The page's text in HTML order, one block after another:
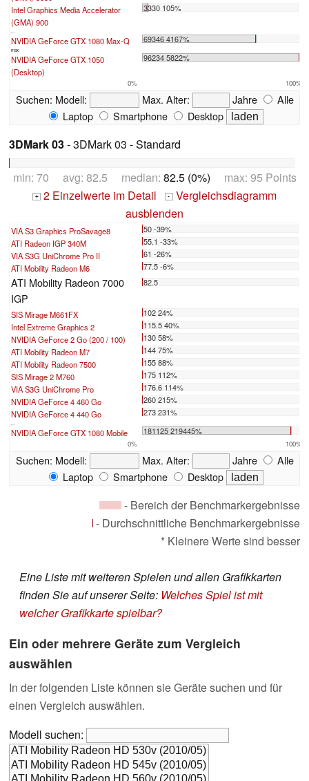
Intel Graphics Media Accelerator
(GMA) 900
3330 105%
NVIDIA GeForce GTX 1080 Max-Q 69346 4167%
max:
NVIDIA GeForce GTX 1050
(Desktop)
96234 5822%
0% 100%
Suchen: Modell: Max. Alter: Jahre
Alle
Laptop
Smartphone Desktop
3DMark 03- 3DMark 03 - Standard
min: 70 avg: 82.5 median: 82.5 (0%) max: 95 Points
+ 2 Einzelwerte im Detail - Vergleichsdiagramm
ausblenden
VIA S3 Graphics ProSavage8
50 -39%
ATI Radeon IGP 340M
55.1 -33%
VIA S3G UniChrome Pro II
61 -26%
ATI Mobility Radeon M6
77.5 -6%
ATI Mobility Radeon 7000
IGP
82.5
SIS Mirage M661FX
102 24%
Intel Extreme Graphics 2
115.5 40%
NVIDIA GeForce 2 Go (200 / 100)
130 58%
ATI Mobility Radeon M7
144 75%
ATI Mobility Radeon 7500
155 88%
SIS Mirage 2 M760
175 112%
VIA S3G UniChrome Pro
176.6 114%
NVIDIA GeForce 4 460 Go
260 215%
NVIDIA GeForce 4 440 Go
273 231%
...
NVIDIA GeForce GTX 1080 Mobile 181125 219445%
0% 100%
Suchen: Modell: Max. Alter: Jahre
Alle
Laptop
Smartphone Desktop
- Bereich der Benchmarkergebnisse
- Durchschnittliche Benchmarkergebnisse
* Kleinere Werte sind besser
Eine Liste mit weiteren Spielen und allen Grafikkarten
finden Sie auf unserer Seite: Welches Spiel ist mit
welcher Grafikkarte spielbar?
Ein oder mehrere Geräte zum Vergleich
auswählen
In der folgenden Liste können sie Geräte suchen und für
einen Vergleich auswählen.
Modell suchen: